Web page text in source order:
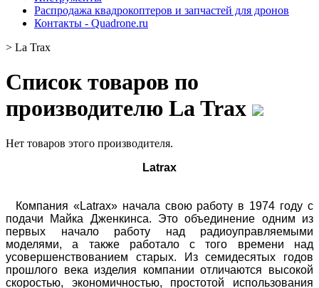
Распродажа квадрокоптеров и запчастей для дронов
Контакты - Quadrone.ru
> La Trax
Список товаров по
производителю La Trax
Нет товаров этого производителя.
Latrax
Компания «Latrax» начала свою работу в 1974 году с
подачи Майка Дженкинса. Это объединение одним из
первых начало работу над радиоуправляемыми
моделями, а также работало с того времени над
усовершенствованием старых. Из семидесятых годов
прошлого века изделия компании отличаются высокой
скоростью, экономичностью, простотой использования